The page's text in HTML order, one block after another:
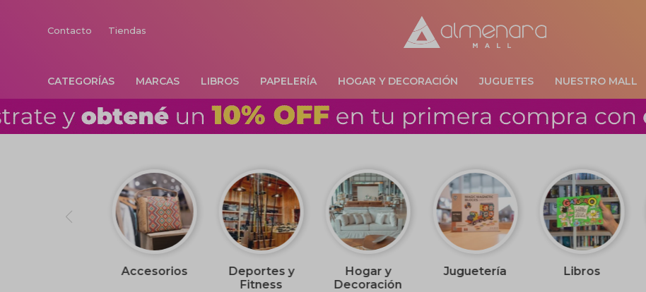
CATEGORÍAS MARCAS LIBROS PAPELERÍA HOGAR Y DECORACIÓN JUGUETES NUESTRO MALL
Contacto Tiendas
Accesorios
Deportes y
Fitness
Hogar y
Decoración
Juguetería Libros